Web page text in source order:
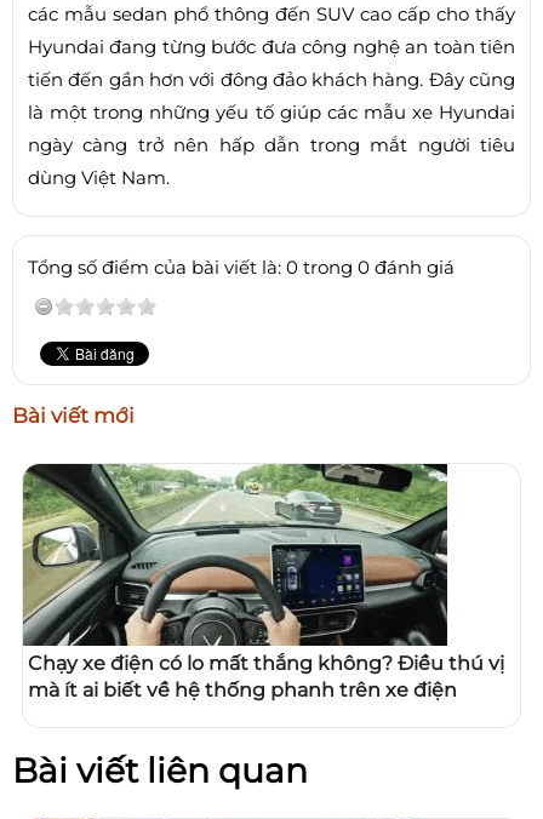
các mẫu sedan phổ thông đến SUV cao cấp cho thấy
Hyundai đang từng bước đưa công nghệ an toàn tiên
tiến đến gần hơn với đông đảo khách hàng. Đây cũng
là một trong những yếu tố giúp các mẫu xe Hyundai
ngày càng trở nên hấp dẫn trong mắt người tiêu
dùng Việt Nam.
Tổng số điểm của bài viết là: 0 trong 0 đánh giá
Bài viết mới
Chạy xe điện có lo mất thắng không? Điều thú vị
mà ít ai biết về hệ thống phanh trên xe điện
Bài viết liên quan